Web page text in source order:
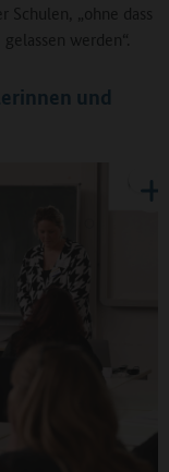
„ohne dass
werden“.
und